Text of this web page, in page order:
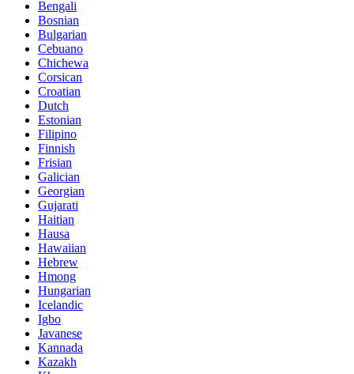
Bengali
Bosnian
Bulgarian
Cebuano
Chichewa
Corsican
Croatian
Dutch
Estonian
Filipino
Finnish
Frisian
Galician
Georgian
Gujarati
Haitian
Hausa
Hawaiian
Hebrew
Hmong
Hungarian
Icelandic
Igbo
Javanese
Kannada
Kazakh